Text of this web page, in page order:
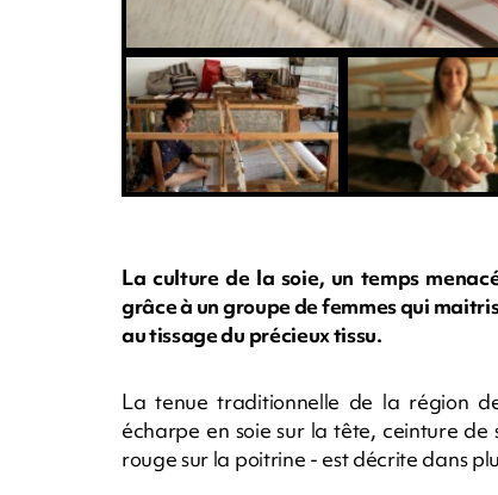
La culture de la soie, un temps
grâce à un groupe de femmes qui
au tissage du précieux tissu.
La tenue traditionnelle de la région
écharpe en soie sur la tête, ceinture
rouge sur la poitrine - est décrite dans